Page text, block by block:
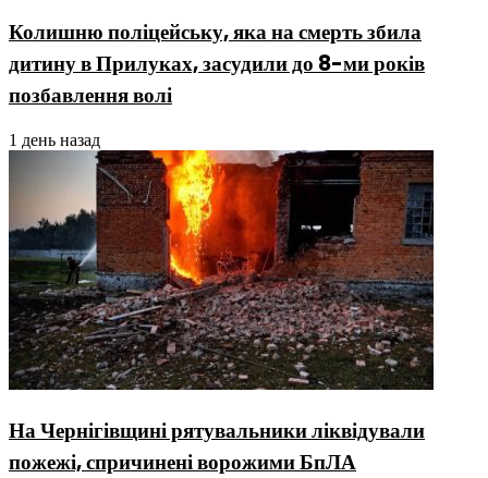
Колишню поліцейську, яка на смерть збила
дитину в Прилуках, засудили до 8-ми років
позбавлення волі
1 день назад
На Чернігівщині рятувальники ліквідували
пожежі, спричинені ворожими БпЛА